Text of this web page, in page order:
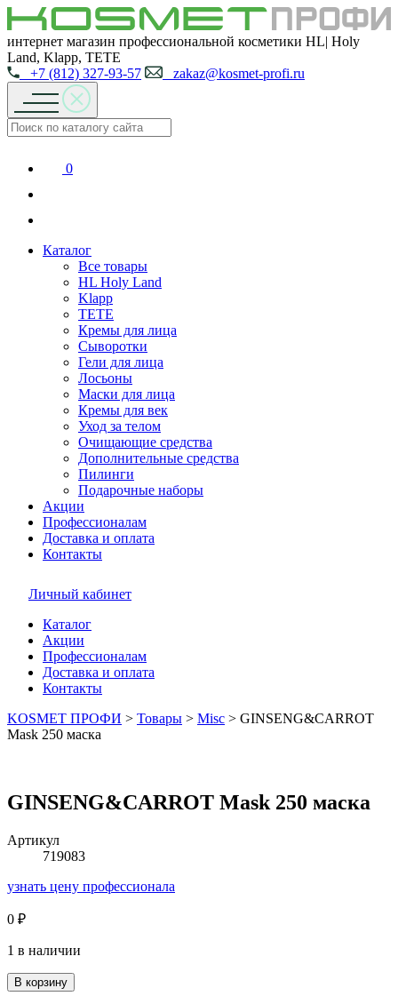
интернет магазин профессиональной косметики HL| Holy
Land, Klapp, TETE
+7 (812) 327-93-57
zakaz@kosmet-profi.ru
0
Каталог
Все товары
HL Holy Land
Klapp
TETE
Кремы для лица
Сыворотки
Гели для лица
Лосьоны
Маски для лица
Кремы для век
Уход за телом
Очищающие средства
Дополнительные средства
Пилинги
Подарочные наборы
Акции
Профессионалам
Доставка и оплата
Контакты
Личный кабинет
Каталог
Акции
Профессионалам
Доставка и оплата
Контакты
KOSMET ПРОФИ > Товары > Misc > GINSENG&CARROT
Mask 250 маска
GINSENG&CARROT Mask 250 маска
Артикул
719083
узнать цену профессионала
0 ₽
1 в наличии
В корзину